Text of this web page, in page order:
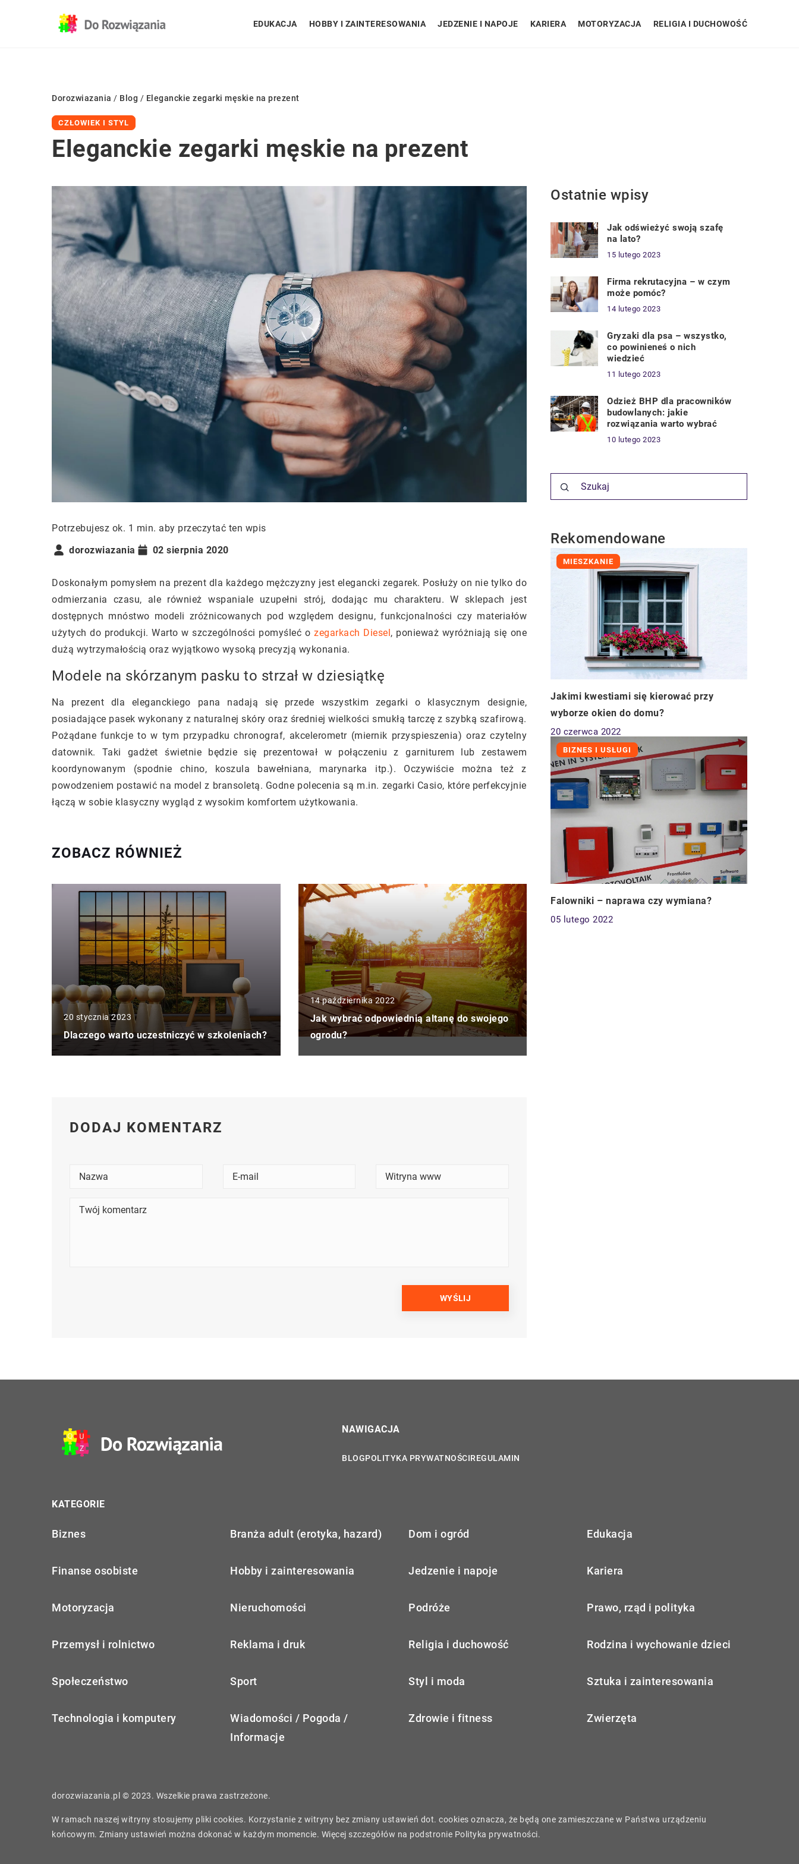
EDUKACJA HOBBY I ZAINTERESOWANIA JEDZENIE I NAPOJE KARIERA MOTORYZACJA RELIGIA I DUCHOWOŚĆ
Dorozwiazania / Blog / Eleganckie zegarki męskie na prezent
CZŁOWIEK I STYL
Eleganckie zegarki męskie na prezent
Potrzebujesz ok. 1 min. aby przeczytać ten wpis
dorozwiazania
02 sierpnia 2020
Doskonałym pomysłem na prezent dla każdego mężczyzny jest elegancki zegarek. Posłuży on nie tylko do
odmierzania czasu, ale również wspaniale uzupełni strój, dodając mu charakteru. W sklepach jest
dostępnych mnóstwo modeli zróżnicowanych pod względem designu, funkcjonalności czy materiałów
użytych do produkcji. Warto w szczególności pomyśleć ozegarkach Diesel , ponieważ wyróżniają się one
dużą wytrzymałością oraz wyjątkowo wysoką precyzją wykonania.
Modele na skórzanym pasku to strzał w dziesiątkę
Na prezent dla eleganckiego pana nadają się przede wszystkim zegarki o klasycznym designie,
posiadające pasek wykonany z naturalnej skóry oraz średniej wielkości smukłą tarczę z szybką szafirową.
Pożądane funkcje to w tym przypadku chronograf, akcelerometr (miernik przyspieszenia) oraz czytelny
datownik. Taki gadżet świetnie będzie się prezentował w połączeniu z garniturem lub zestawem
koordynowanym (spodnie chino, koszula bawełniana, marynarka itp.). Oczywiście można też z
powodzeniem postawić na model z bransoletą. Godne polecenia są m.in. zegarki Casio, które perfekcyjnie
łączą w sobie klasyczny wygląd z wysokim komfortem użytkowania.
ZOBACZ RÓWNIEŻ
20 stycznia 2023
Dlaczego warto uczestniczyć w szkoleniach?
14 października 2022
Jak wybrać odpowiednią altanę do swojego
ogrodu?
Ostatnie wpisy
Jak odświeżyć swoją szafę
na lato?
15 lutego 2023
Firma rekrutacyjna – w czym
może pomóc?
14 lutego 2023
Gryzaki dla psa – wszystko,
co powinieneś o nich
wiedzieć
11 lutego 2023
Odzież BHP dla pracowników
budowlanych: jakie
rozwiązania warto wybrać
10 lutego 2023
Rekomendowane
MIESZKANIE
Jakimi kwestiami się kierować przy
wyborze okien do domu?
20 czerwca 2022
BIZNES I USŁUGI
Falowniki – naprawa czy wymiana?
05 lutego 2022
DODAJ KOMENTARZ
NAWIGACJA
BLOGPOLITYKA PRYWATNOŚCIREGULAMIN
KATEGORIE
Biznes Branża adult (erotyka, hazard) Dom i ogród Edukacja
Finanse osobiste Hobby i zainteresowania Jedzenie i napoje Kariera
Motoryzacja Nieruchomości Podróże Prawo, rząd i polityka
Przemysł i rolnictwo Reklama i druk Religia i duchowość Rodzina i wychowanie dzieci
Społeczeństwo Sport Styl i moda Sztuka i zainteresowania
Technologia i komputery
Wiadomości / Pogoda /
Informacje
Zdrowie i fitness Zwierzęta
dorozwiazania.pl © 2023. Wszelkie prawa zastrzeżone.
W ramach naszej witryny stosujemy pliki cookies. Korzystanie z witryny bez zmiany ustawień dot. cookies oznacza, że będą one zamieszczane w Państwa urządzeniu
końcowym. Zmiany ustawień można dokonać w każdym momencie. Więcej szczegółów na podstronie Polityka prywatności.